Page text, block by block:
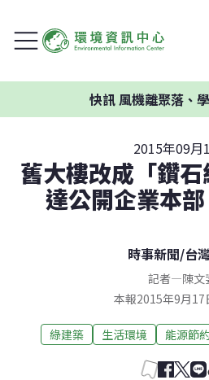
風機離聚落、學校過
2015年09月
舊大樓改成「鑽
達公開企業本部
時事新聞/台
記者—陳文
本報2015年9月17
綠建築 生活環境 能源節